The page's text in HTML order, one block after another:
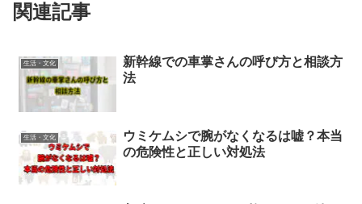
関連記事
生活・文化
新幹線での車掌さんの呼び方と相談方
法
生活・文化
ウミケムシで腕がなくなるは嘘？本当
の危険性と正しい対処法